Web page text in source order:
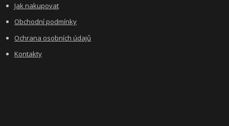
Jak nakupovat
Obchodní podmínky
Ochrana osobních údajů
Kontakty